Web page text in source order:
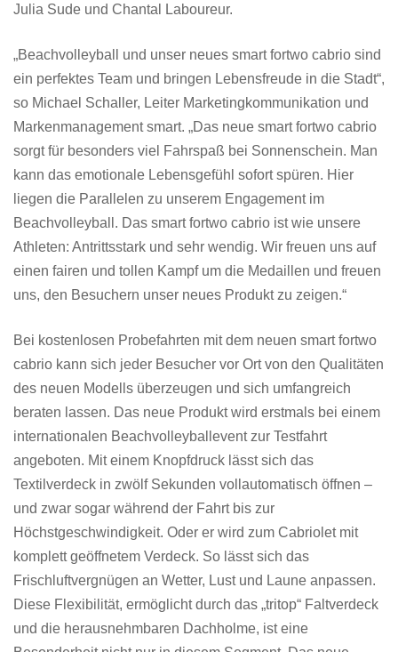
Julia Sude und Chantal Laboureur.
„Beachvolleyball und unser neues smart fortwo cabrio sind
ein perfektes Team und bringen Lebensfreude in die Stadt“,
so Michael Schaller, Leiter Marketingkommunikation und
Markenmanagement smart. „Das neue smart fortwo cabrio
sorgt für besonders viel Fahrspaß bei Sonnenschein. Man
kann das emotionale Lebensgefühl sofort spüren. Hier
liegen die Parallelen zu unserem Engagement im
Beachvolleyball. Das smart fortwo cabrio ist wie unsere
Athleten: Antrittsstark und sehr wendig. Wir freuen uns auf
einen fairen und tollen Kampf um die Medaillen und freuen
uns, den Besuchern unser neues Produkt zu zeigen.“
Bei kostenlosen Probefahrten mit dem neuen smart fortwo
cabrio kann sich jeder Besucher vor Ort von den Qualitäten
des neuen Modells überzeugen und sich umfangreich
beraten lassen. Das neue Produkt wird erstmals bei einem
internationalen Beachvolleyballevent zur Testfahrt
angeboten. Mit einem Knopfdruck lässt sich das
Textilverdeck in zwölf Sekunden vollautomatisch öffnen –
und zwar sogar während der Fahrt bis zur
Höchstgeschwindigkeit. Oder er wird zum Cabriolet mit
komplett geöffnetem Verdeck. So lässt sich das
Frischluftvergnügen an Wetter, Lust und Laune anpassen.
Diese Flexibilität, ermöglicht durch das „tritop“ Faltverdeck
und die herausnehmbaren Dachholme, ist eine